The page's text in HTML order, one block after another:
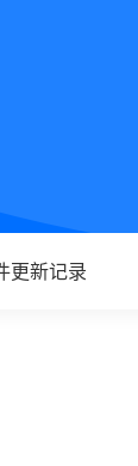
更新记录